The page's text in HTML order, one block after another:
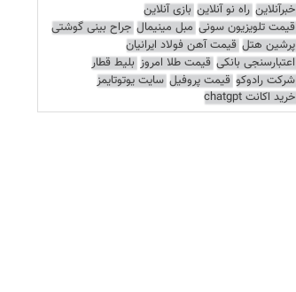
خبرآنلاین راه نو آنلاین بازی آنلاین
قیمت تلویزیون سونی مبل مینیمال جراح بینی گوشتی
پرشین هتل قیمت آهن فولاد ایرانیان
اعتبارسنجی بانکی قیمت طلا امروز بلیط قطار
شرکت رادوکو قیمت پروفیل سایت یوتوتایمز
خرید اکانت chatgpt